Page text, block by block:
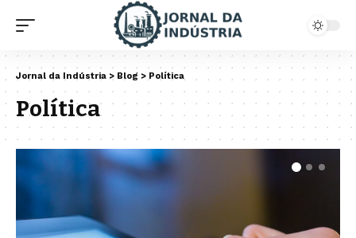
Jornal da Indústria > Blog > Política
Política